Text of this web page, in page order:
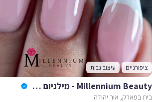
ציפורניים עיצוב גבות
Millennium Beauty - מילניום ביוטי
בית בפארק, אור יהודה